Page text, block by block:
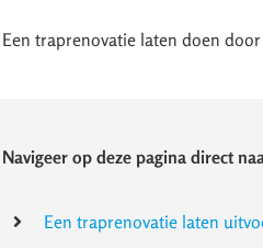
Een traprenovatie laten doen
Navigeer op deze pagina direct
Een traprenovatie laten